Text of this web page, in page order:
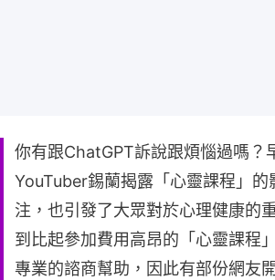
你有跟ChatGPT訴說跟煩惱過嗎？
YouTuber錫蘭揭露「心靈課程」的
注，也引發了大眾對於心理健康的
到比起參加費用高昂的「心靈課程
專業的諮商幫助，因此有部份網友